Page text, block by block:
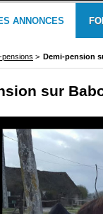
ANNONCES
pensions > Demi-pension
sur